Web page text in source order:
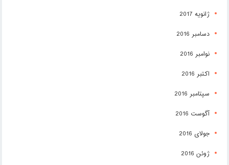
ژانویه 2017
دسامبر 2016
نوامبر 2016
اکتبر 2016
سپتامبر 2016
آگوست 2016
جولای 2016
ژوئن 2016